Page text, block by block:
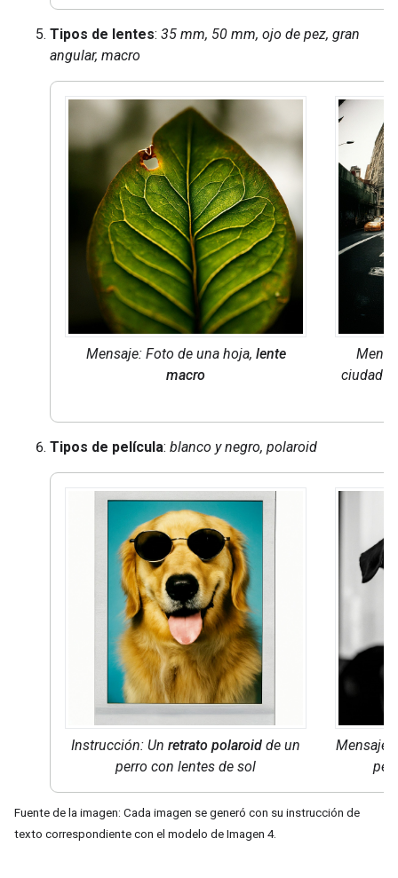
Tipos de lentes: 35 mm, 50 mm, ojo de pez, gran
angular, macro
Mensaje: Foto de una hoja, lente
macro
ciudad
Tipos de película: blanco y negro, polaroid
Instrucción: Un retrato polaroid de un
perro con lentes de sol
Mensaje:
Fuente de la imagen: Cada imagen se generó con su instrucción de
texto correspondiente con el modelo de Imagen 4.